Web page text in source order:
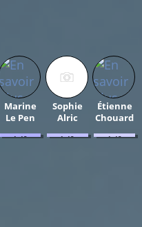
Marine
Le Pen
1.49
Sophie
Alric
1.49
Étienne
Chouard
1.49